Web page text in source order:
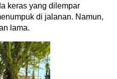
keras yang dilempar
di jalanan. Namun,
lama.